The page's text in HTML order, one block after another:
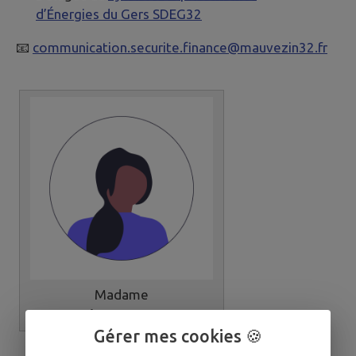
d’Énergies du Gers SDEG32
📧 communication.securite.finance@mauvezin32.fr
Madame
Reine PIERSON
Gérer mes cookies 🍪